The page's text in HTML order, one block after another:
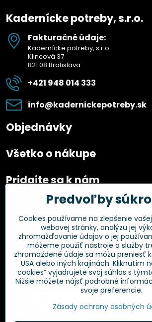
Kadernícke potreby, s.r.o.
Fakturačné údaje:
Kadernícke potreby, s.r.o.
Klincová 37
821 08 Bratislava
+421 948 014 333
info​@kadernickepotreby​.sk
Objednávky
Všetko o nákupe
Pridajte sa k nám
Facebook
Overené zákazníkmi
Predvoľby
Cookies používame na zlepšenie
webovej stránky, analýzu jej
zhromažďovanie údajov o jej
môžeme použiť nástroje a služby
zhromaždené údaje sa môžu preniesť
USA alebo iných krajinách. Kliknutím
cookies“ vyjadrujete svoj súhlas s
Nižšie môžete nájsť podrobné
svoje preferencie.
Zásady ochrany osobných